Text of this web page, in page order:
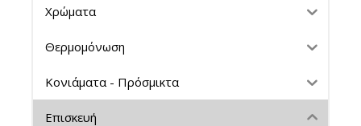
Χρώματα
Θερμομόνωση
Κονιάματα - Πρόσμικτα
Επισκευή